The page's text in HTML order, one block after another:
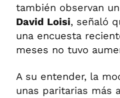
también observan
David Loisi, señaló
una encuesta
meses no tuvo
A su entender, la
unas paritarias más